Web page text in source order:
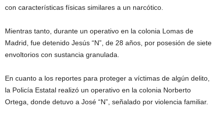
con características físicas similares a un narcótico.
Mientras tanto, durante un operativo en la colonia Lomas de
Madrid, fue detenido Jesús “N”, de 28 años, por posesión de siete
envoltorios con sustancia granulada.
En cuanto a los reportes para proteger a víctimas de algún delito,
la Policía Estatal realizó un operativo en la colonia Norberto
Ortega, donde detuvo a José “N”, señalado por violencia familiar.